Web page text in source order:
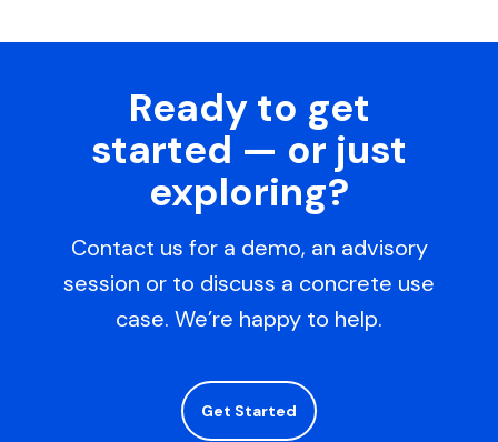
章
Ready to get
started — or just
exploring?
Contact us for a demo, an advisory
session or to discuss a concrete use
case. We’re happy to help.
Get Started